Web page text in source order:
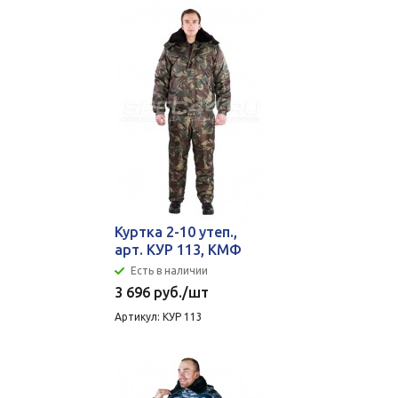
Куртка 2-10 утеп.,
арт. КУР 113, КМФ
Есть в наличии
3 696 руб./шт
Артикул: КУР 113